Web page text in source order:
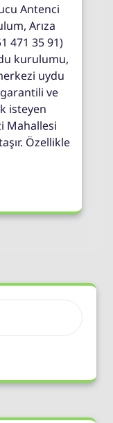
Antenci
Arıza
471 35 91)
kurulumu,
uydu
ve
isteyen
Mahallesi
Özellikle